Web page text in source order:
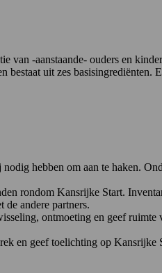
-aanstaande- ouders en
uit zes basisingrediënten.
hebben om aan te haken.
rondom Kansrijke Start.
andere partners.
ontmoeting en geef
en geef toelichting op